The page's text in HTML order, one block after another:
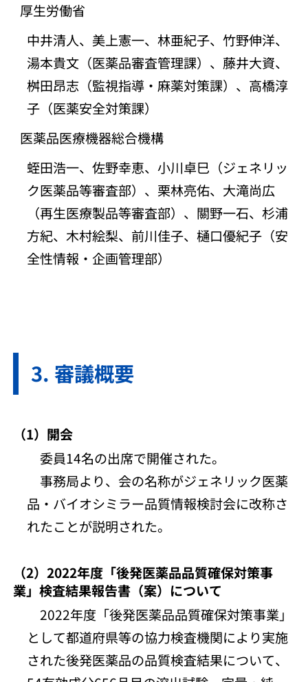
厚生労働省
中井清人、美上憲一、林亜紀子、竹野伸洋、
湯本貴文（医薬品審査管理課）、藤井大資、
桝田昂志（監視指導・麻薬対策課）、高橋淳
子（医薬安全対策課）
医薬品医療機器総合機構
蛭田浩一、佐野幸恵、小川卓巳（ジェネリッ
ク医薬品等審査部）、栗林亮佑、大滝尚広
（再生医療製品等審査部）、關野一石、杉浦
方紀、木村絵梨、前川佳子、樋口優紀子（安
全性情報・企画管理部）
審議概要
（1）開会
委員14名の出席で開催された。
事務局より、会の名称がジェネリック医薬
品・バイオシミラー品質情報検討会に改称さ
れたことが説明された。
（2）2022年度「後発医薬品品質確保対策事
業」検査結果報告書（案）について
2022年度「後発医薬品品質確保対策事業」
として都道府県等の協力検査機関により実施
された後発医薬品の品質検査結果について、